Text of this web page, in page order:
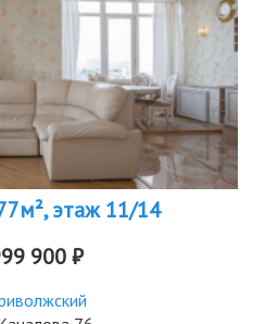
этаж 11/14
900 ₽